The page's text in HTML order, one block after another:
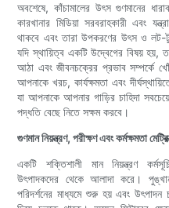
অবশেষে, কাঁচামালের উৎস গুণমানের
কারখানার মিডিয়া সরবরাহকারী এবং
থাকবে এবং তারা উপকরণের উৎস ও লট-
যদি স্থায়িত্ব একটি উদ্বেগের বিষয়
আঠা এবং জীবনচক্রের প্রভাব সম্পর্কে
আপনাকে খরচ, কার্যক্ষমতা এবং
যা আপনাকে আপনার গাড়ির চাহিদা
পদ্ধতি বেছে নিতে সক্ষম করবে।
গুণমান নিয়ন্ত্রণ, পরীক্ষণ এবং কর্মক্ষমতা
একটি শক্তিশালী মান নিয়ন্ত্রণ
উৎপাদকদের থেকে আলাদা করে।
পরিদর্শনের মাধ্যমে শুরু হয় এবং উৎপাদন